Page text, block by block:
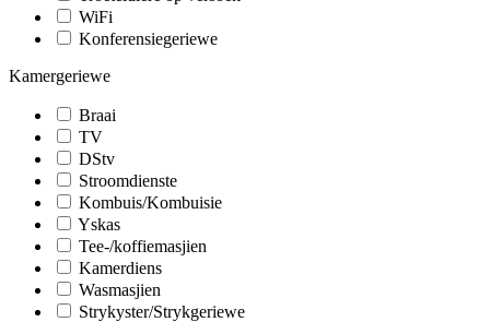
WiFi
Konferensiegeriewe
Kamergeriewe
Braai
TV
DStv
Stroomdienste
Kombuis/Kombuisie
Yskas
Tee-/koffiemasjien
Kamerdiens
Wasmasjien
Strykyster/Strykgeriewe